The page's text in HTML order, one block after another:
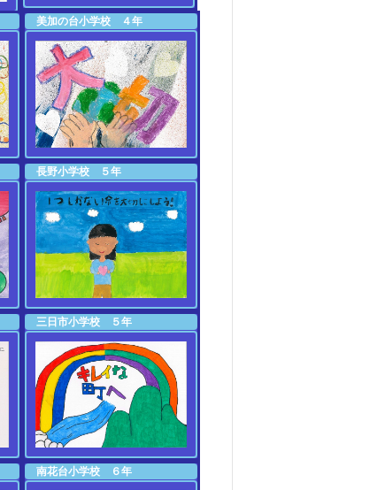
美加の台小学校 ４年
長野小学校 ５年
三日市小学校 ５年
南花台小学校 ６年